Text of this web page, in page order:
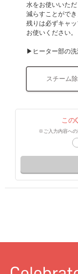
水をお使いいた
減らすことがで
残りは必ずキャ
お使いください。
▶ヒーター部の洗
スチーム
この
※ご入力内容への